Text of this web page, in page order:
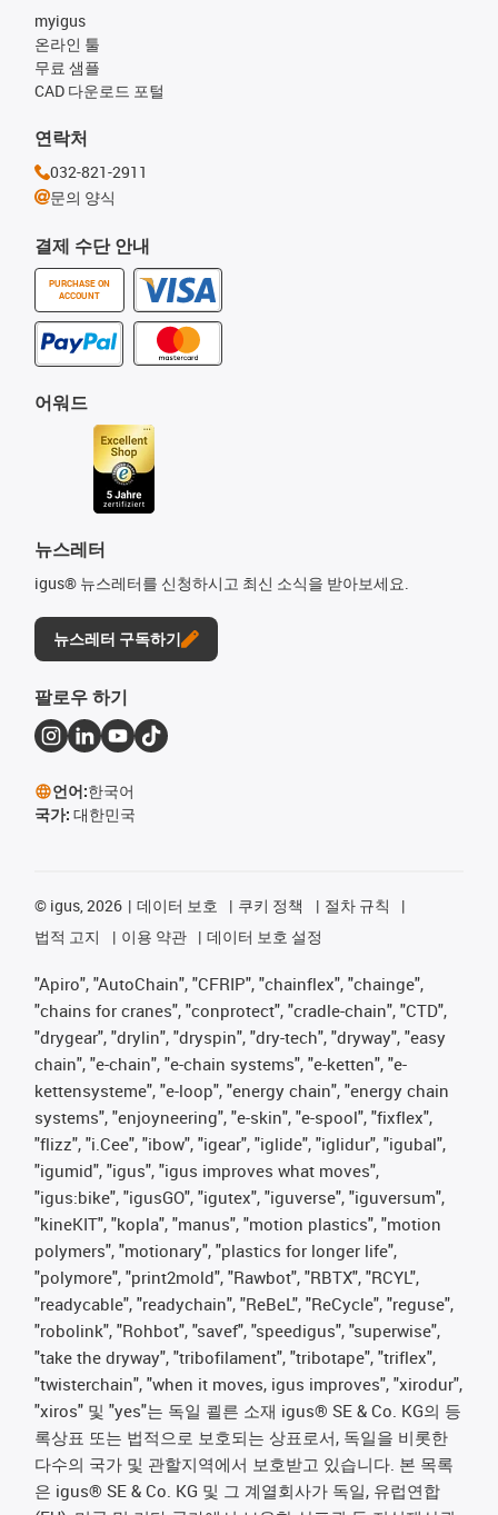
결제 수단 안내
PURCHASE ON
ACCOUNT
myigus
온라인 툴
무료 샘플
CAD 다운로드 포털
어워드
뉴스레터
igus® 뉴스레터를 신청하시고 최신 소식을 받아보세요.
뉴스레터 구독하기
연락처
032-821-2911
문의 양식
팔로우 하기
언어:한국어
국가: 대한민국
© igus, 2026 데이터 보호 쿠키 정책
절차 규칙
법적 고지
이용 약관 데이터 보호 설정
"Apiro", "AutoChain", "CFRIP", "chainflex", "chainge",
"chains for cranes", "conprotect", "cradle-chain", "CTD",
"drygear", "drylin", "dryspin", "dry-tech", "dryway", "easy
chain", "e-chain", "e-chain systems", "e-ketten", "e-
kettensysteme", "e-loop", "energy chain", "energy chain
systems", "enjoyneering", "e-skin", "e-spool", "fixflex",
"flizz", "i.Cee", "ibow", "igear", "iglide", "iglidur", "igubal",
"igumid", "igus", "igus improves what moves",
"igus:bike", "igusGO", "igutex", "iguverse", "iguversum",
"kineKIT", "kopla", "manus", "motion plastics", "motion
polymers", "motionary", "plastics for longer life",
"polymore", "print2mold", "Rawbot", "RBTX", "RCYL",
"readycable", "readychain", "ReBeL", "ReCycle", "reguse",
"robolink", "Rohbot", "savef", "speedigus", "superwise",
"take the dryway", "tribofilament", "tribotape", "triflex",
"twisterchain", "when it moves, igus improves", "xirodur",
"xiros" 및 "yes"는 독일 쾰른 소재 igus® SE & Co. KG의 등
록상표 또는 법적으로 보호되는 상표로서, 독일을 비롯한
다수의 국가 및 관할지역에서 보호받고 있습니다. 본 목록
은 igus® SE & Co. KG 및 그 계열회사가 독일, 유럽연합